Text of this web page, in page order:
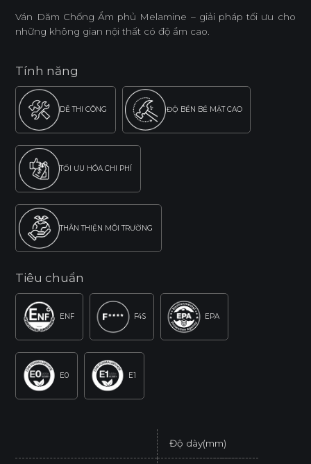
Ván Dăm Chống Ẩm phủ Melamine – giải pháp tối ưu cho
những không gian nội thất có độ ẩm cao.
Tính năng
DỄ THI CÔNG ĐỘ BỀN BỀ MẶT CAO
TỐI ƯU HÓA CHI PHÍ
THÂN THIỆN MÔI TRƯỜNG
Tiêu chuẩn
ENF F4S EPA
E0 E1
Độ dày(mm)